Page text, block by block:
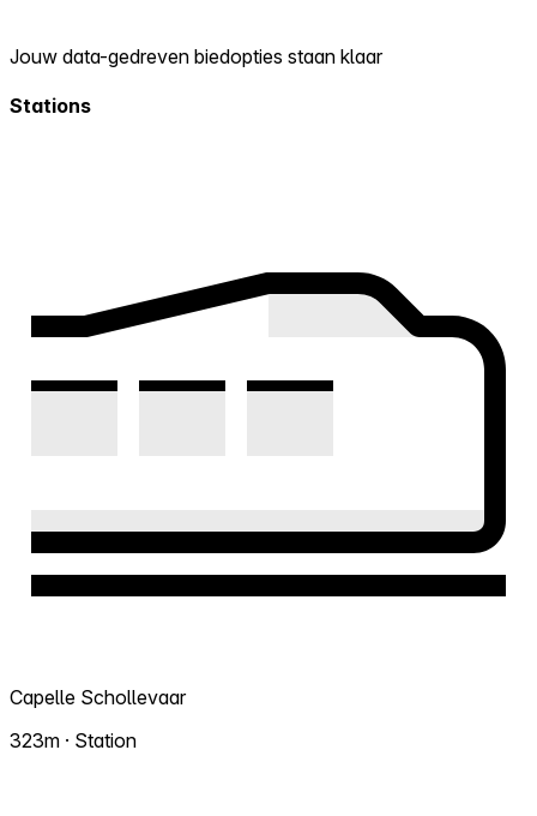
Jouw data-gedreven biedopties staan klaar
Stations
Capelle Schollevaar
323m · Station